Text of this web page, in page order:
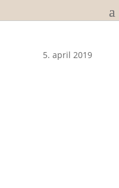
5. april 2019